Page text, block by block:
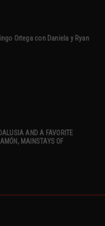
Ortega con Daniela y Ryan
AND A FAVORITE
MAINSTAYS OF